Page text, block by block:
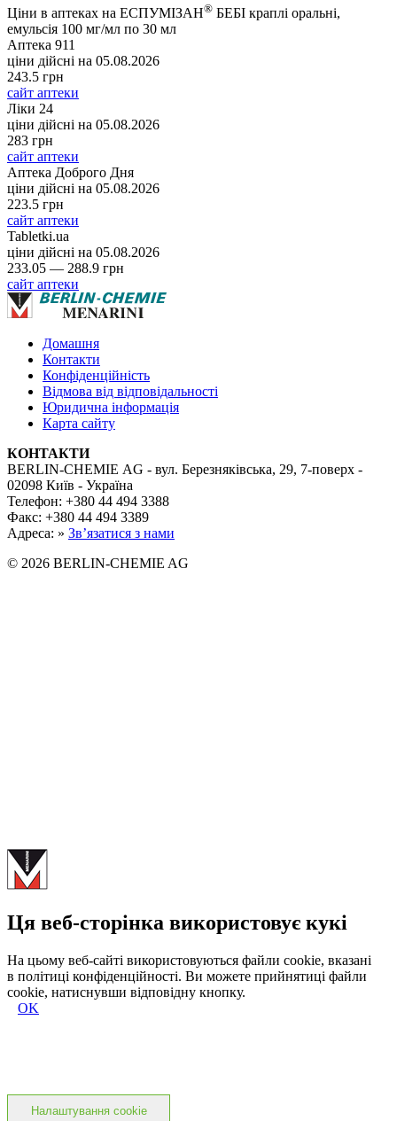
Ціни в аптеках на ЕСПУМІЗАН® БЕБІ краплі оральні,
емульсія 100 мг/мл по 30 мл
Аптека 911
ціни дійсні на 05.08.2026
243.5 грн
сайт аптеки
Ліки 24
ціни дійсні на 05.08.2026
283 грн
сайт аптеки
Аптека Доброго Дня
ціни дійсні на 05.08.2026
223.5 грн
сайт аптеки
Tabletki.ua
ціни дійсні на 05.08.2026
233.05 — 288.9 грн
сайт аптеки
Домашня
Контакти
Конфіденційність
Відмова від відповідальності
Юридична інформація
Карта сайту
КОНТАКТИ
BERLIN-CHEMIE AG - вул. Березняківська, 29, 7-поверх -
02098 Київ - Україна
Телефон: +380 44 494 3388
Факс: +380 44 494 3389
Адреса: » Зв’язатися з нами
© 2026 BERLIN-CHEMIE AG
Ця веб-сторінка використовує кукі
На цьому веб-сайті використовуються файли cookie, вказані
в політиці конфіденційності. Ви можете прийнятиці файли
cookie, натиснувши відповідну кнопку.
OK
Налаштування cookie